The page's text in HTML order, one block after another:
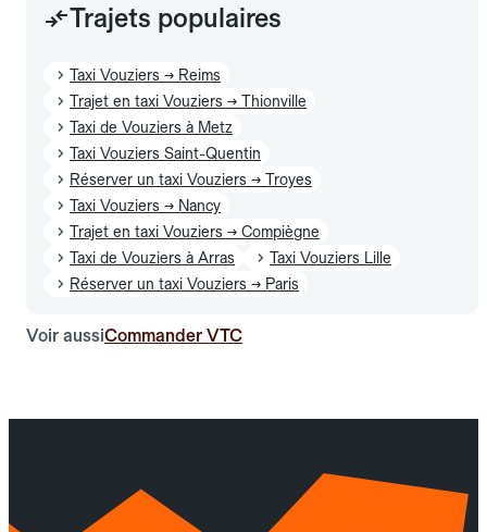
Trajets populaires
Taxi Vouziers → Reims
Trajet en taxi Vouziers → Thionville
Taxi de Vouziers à Metz
Taxi Vouziers Saint-Quentin
Réserver un taxi Vouziers → Troyes
Taxi Vouziers → Nancy
Trajet en taxi Vouziers → Compiègne
Taxi de Vouziers à Arras
Taxi Vouziers Lille
Réserver un taxi Vouziers → Paris
Voir aussiCommander VTC